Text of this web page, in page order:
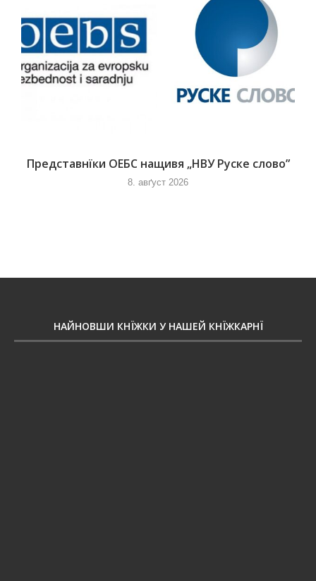
Представнїки ОЕБС нащивя „НВУ Руске слово”
8. авґуст 2026
НАЙНОВШИ КНЇЖКИ У НАШЕЙ КНЇЖКАРНЇ